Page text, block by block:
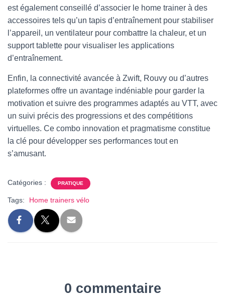
est également conseillé d’associer le home trainer à des
accessoires tels qu’un tapis d’entraînement pour stabiliser
l’appareil, un ventilateur pour combattre la chaleur, et un
support tablette pour visualiser les applications
d’entraînement.
Enfin, la connectivité avancée à Zwift, Rouvy ou d’autres
plateformes offre un avantage indéniable pour garder la
motivation et suivre des programmes adaptés au VTT, avec
un suivi précis des progressions et des compétitions
virtuelles. Ce combo innovation et pragmatisme constitue
la clé pour développer ses performances tout en
s’amusant.
Catégories : PRATIQUE
Tags: Home trainers vélo
0 commentaire